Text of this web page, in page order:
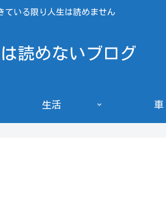
ている限り人生は読めません
読めないブログ
生活 車